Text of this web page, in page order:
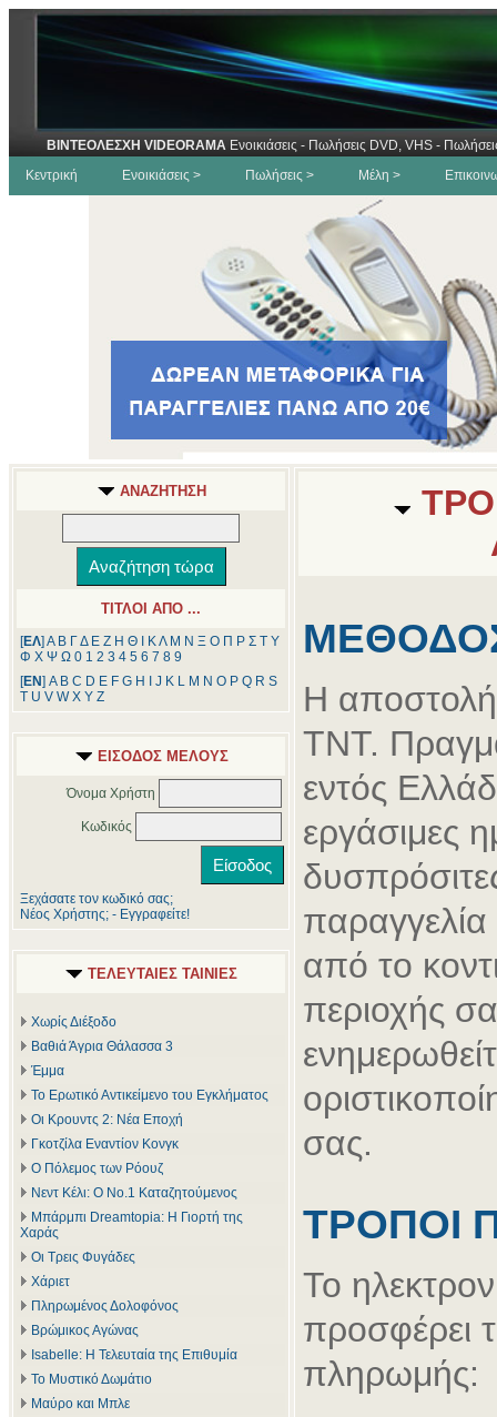
ΒΙΝΤΕΟΛΕΣΧΗ VIDEORAMA Ενοικιάσεις - Πωλήσεις DVD, VHS -
Κεντρική
Ενοικιάσεις > Πωλήσεις > Μέλη >
ΑΝΑΖΗΤΗΣΗ
ΤΙΤΛΟΙ ΑΠΟ ...
[ΕΛ] Α Β ΓΔ Ε Ζ Η Θ ΚΛ Μ Ν Ξ Ο Π Ρ Σ Τ Υ
Φ Χ Ψ Ω 0 1 2 3 4 5 6 7 8 9
[ΕΝ] A B C D E F G H J K L M N O P Q R S
T U V W X Y Z
ΕΙΣΟΔΟΣ ΜΕΛΟΥΣ
Όνομα Χρήστη
Κωδικός
Ξεχάσατε τον κωδικό σας;
Νέος Χρήστης; - Εγγραφείτε!
ΤΕΛΕΥΤΑΙΕΣ ΤΑΙΝΙΕΣ
Χωρίς Διέξοδο
Βαθιά Άγρια Θάλασσα 3
Έμμα
Το Ερωτικό Αντικείμενο του Εγκλήματος
Οι Κρουντς 2: Νέα Εποχή
Γκοτζίλα Εναντίον Κονγκ
Ο Πόλεμος των Ρόουζ
Νεντ Κέλι: Ο Νο.1 Καταζητούμενος
Μπάρμπι Dreamtopia: Η Γιορτή της
Χαράς
Οι Τρεις Φυγάδες
Χάριετ
Πληρωμένος Δολοφόνος
Βρώμικος Αγώνας
Isabelle: Η Τελευταία της Επιθυμία
Το Μυστικό Δωμάτιο
Μαύρο και Μπλε
Η αποστολή
ΤΝΤ.
εντός
εργάσιμες
από το
περιοχής
σας.
ΤΡΟΠΟΙ
Το
προσφέρει
πληρωμής: